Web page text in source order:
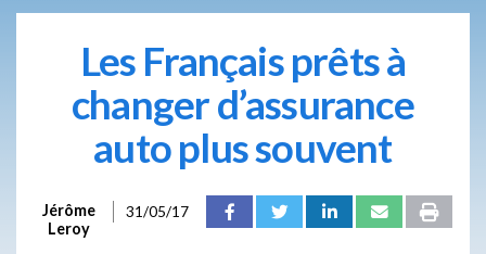
Les Français prêts à
changer d’assurance
auto plus souvent
Jérôme
Leroy
31/05/17